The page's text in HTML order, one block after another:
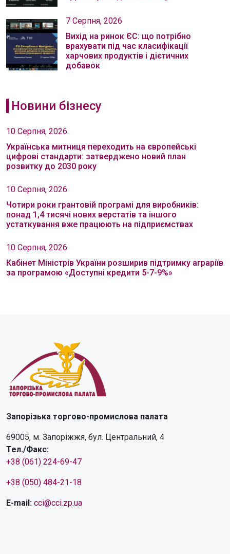
7 Серпня, 2026
Вихід на ринок ЄС: що потрібно
врахувати під час класифікації
харчових продуктів і дієтичних
добавок
Новини бізнесу
10 Серпня, 2026
Українська митниця переходить на європейські
цифрові стандарти: затверджено новий план
розвитку до 2030 року
10 Серпня, 2026
Чотири роки грантовій програмі для виробників:
понад 1,4 тисячі нових верстатів та іншого
устаткування вже працюють на підприємствах
10 Серпня, 2026
Кабінет Міністрів України розширив підтримку аграріїв
за програмою «Доступні кредити 5-7-9%»
Запорізька торгово-промислова палата
69005, м. Запоріжжя, бул. Центральний, 4
Тел./Факс:
+38 (061) 224-69-47
+38 (050) 484-21-18
E-mail: cci@cci.zp.ua